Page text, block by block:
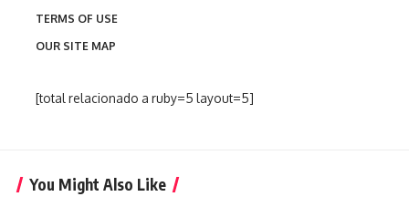
TERMS OF USE
OUR SITE MAP
[total relacionado a ruby=5 layout=5]
You Might Also Like